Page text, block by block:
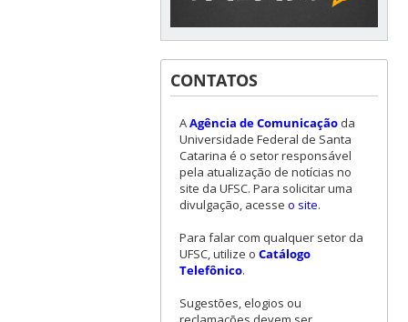
CONTATOS
AAgência de Comunicaçãoda
Universidade Federal de Santa
Catarina é o setor responsável
pela atualização de notícias no
site da UFSC. Para solicitar uma
divulgação, acesse o site.
Para falar com qualquer setor da
UFSC, utilize o Catálogo
Telefônico.
Sugestões, elogios ou